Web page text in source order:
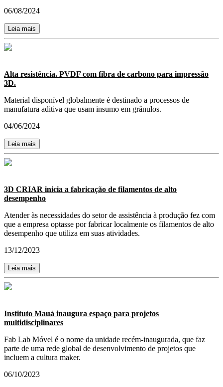
06/08/2024
Leia mais
Alta resistência. PVDF com fibra de carbono para impressão
3D.
Material disponível globalmente é destinado a processos de
manufatura aditiva que usam insumo em grânulos.
04/06/2024
Leia mais
3D CRIAR inicia a fabricação de filamentos de alto
desempenho
Atender às necessidades do setor de assistência à produção fez com
que a empresa optasse por fabricar localmente os filamentos de alto
desempenho que utiliza em suas atividades.
13/12/2023
Leia mais
Instituto Mauá inaugura espaço para projetos
multidisciplinares
Fab Lab Móvel é o nome da unidade recém-inaugurada, que faz
parte de uma rede global de desenvolvimento de projetos que
incluem a cultura maker.
06/10/2023